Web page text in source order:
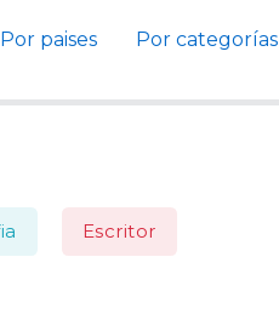
Por paises Por categorías
Escritor